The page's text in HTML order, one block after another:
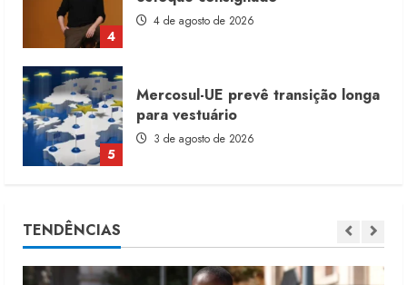
4
4 de agosto de 2026
5
Mercosul-UE prevê transição longa
para vestuário
5 de agosto de 2026
TENDÊNCIAS